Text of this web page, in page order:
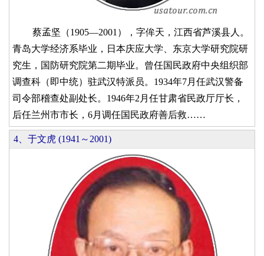
蔡孟坚（1905—2001），字侔天，江西省芦溪县人。
青岛大学经济系毕业，日本庆应大学、东京大学研究院研
究生，国防研究院第二期毕业。曾任国民政府中央组织部
调查科（即中统）驻武汉特派员。1934年7月任武汉警备
司令部稽查处副处长。1946年2月任甘肃省民政厅厅长，
后任兰州市市长，6月调任国民政府善后救……
4、于文虎 (1941～2001)